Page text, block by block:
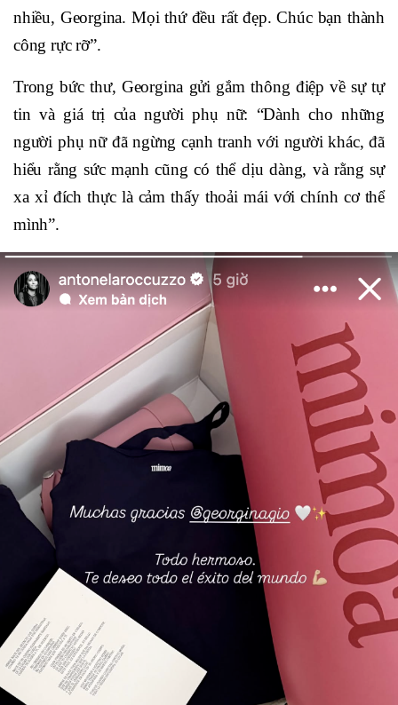
nhiều, Georgina. Mọi thứ đều rất đẹp. Chúc bạn thành
công rực rỡ”.
Trong bức thư, Georgina gửi gắm thông điệp về sự tự
tin và giá trị của người phụ nữ: “Dành cho những
người phụ nữ đã ngừng cạnh tranh với người khác, đã
hiểu rằng sức mạnh cũng có thể dịu dàng, và rằng sự
xa xỉ đích thực là cảm thấy thoải mái với chính cơ thể
mình”.